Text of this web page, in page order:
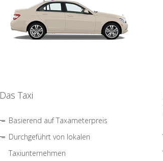
Das Taxi
Basierend auf Taxameterpreis
Durchgeführt von lokalen
Taxiunternehmen